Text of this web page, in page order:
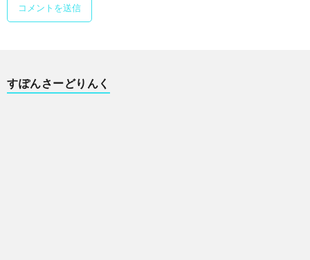
すぽんさーどりんく